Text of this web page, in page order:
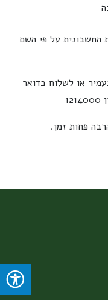
החשבונית על פי השם
או לשלוח בדואר
פחות זמן.